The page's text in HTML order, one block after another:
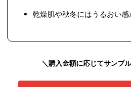
乾燥肌や秋冬にはうるおい感
＼購入金額に応じてサンプ